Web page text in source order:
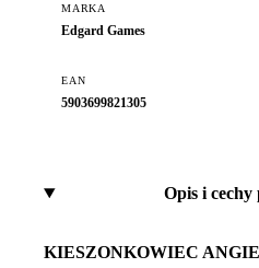
MARKA
Edgard Games
EAN
5903699821305
Opis i
KIESZONKOWIEC